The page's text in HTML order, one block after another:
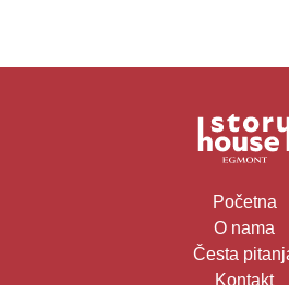
Početna
O nama
Česta
Kontakt